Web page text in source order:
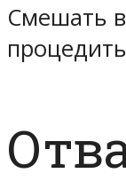
Смешать